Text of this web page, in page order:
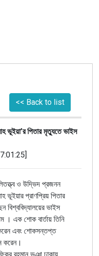
<< Back to list
ভূইয়া’র পিতার মৃত্যুতে ভাইস
ও উদ্ভিদ প্রজনন
ভূইয়ার প্রাণপ্রিয় পিতার
বিশ্ববিদ্যালয়ের ভাইস
। এক শোক বার্তায় তিনি
এবং শোকসন্তপ্ত
করেন।